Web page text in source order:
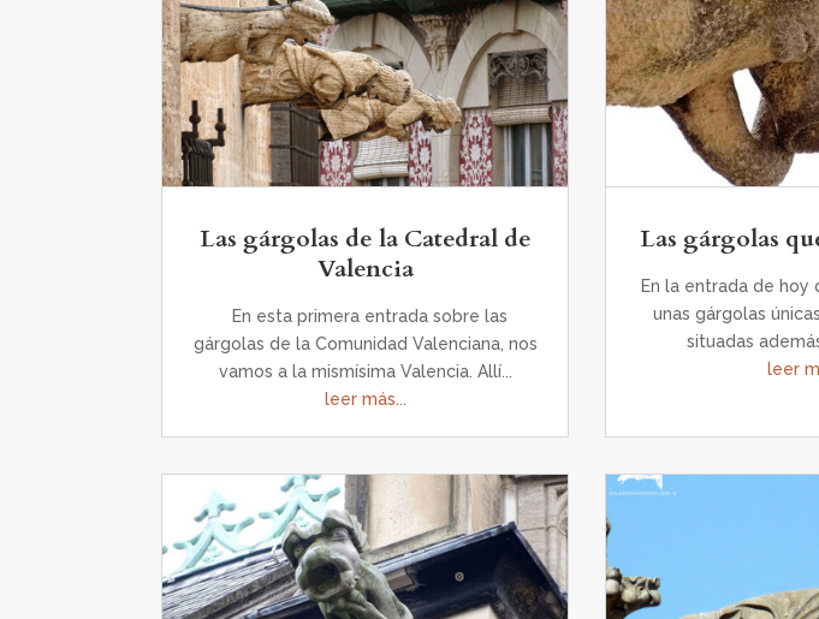
Las gárgolas de la Catedral de
Valencia
En esta primera entrada sobre las
gárgolas de la Comunidad Valenciana, nos
vamos a la mismísima Valencia. Allí...
leer más...
Las gárgolas
En la entrada de hoy
unas gárgolas
situadas
leer